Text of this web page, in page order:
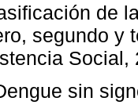
de
segundo y
Social,
sin